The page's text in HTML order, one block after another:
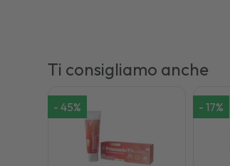
Ti consigliamo anche
- 45% - 17%